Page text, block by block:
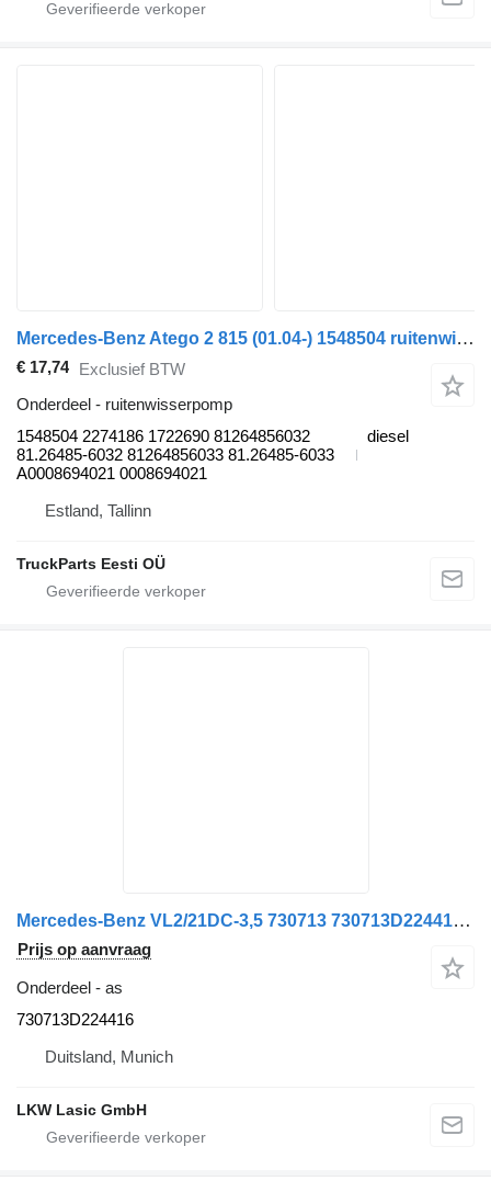
Mercedes-Benz Atego 2 815 (01.04-) 1548504 ruitenwisserpomp voor Mercedes-Benz Atego, Atego 2, Atego 3 (1996-) vrachtwagen
€ 17,74 Exclusief BTW
Onderdeel - ruitenwisserpomp
1548504 2274186 1722690 81264856032
81.26485-6032 81264856033 81.26485-6033
A0008694021 0008694021
diesel
Estland, Tallinn
TruckParts Eesti OÜ
Mercedes-Benz VL2/21DC-3,5 730713 730713D224416 as voor Mercedes-Benz Atego 815/817/818 vrachtwagen
Prijs op aanvraag
Onderdeel - as
730713D224416
Duitsland, Munich
LKW Lasic GmbH